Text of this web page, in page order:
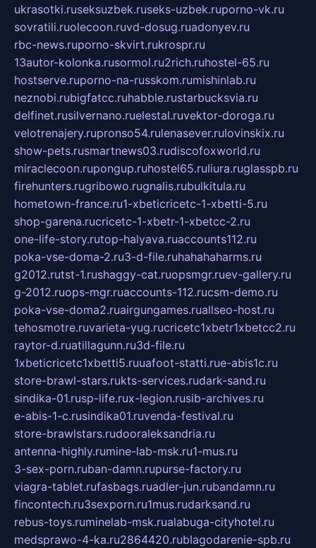
ukrasotki.ruseksuzbek.ruseks-uzbek.ruporno-vk.ru
sovratili.ruolecoon.ruvd-dosug.ruadonyev.ru
rbc-news.ruporno-skvirt.rukrospr.ru
13autor-kolonka.rusormol.ru2rich.ruhostel-65.ru
hostserve.ruporno-na-russkom.rumishinlab.ru
neznobi.rubigfatcc.ruhabble.rustarbucksvia.ru
delfinet.rusilvernano.ruelestal.ruvektor-doroga.ru
velotrenajery.rupronso54.rulenasever.rulovinskix.ru
show-pets.rusmartnews03.rudiscofoxworld.ru
miraclecoon.rupongup.ruhostel65.ruliura.ruglasspb.ru
firehunters.rugribowo.rugnalis.rubulkitula.ru
hometown-france.ru1-xbeticricetc-1-xbetti-5.ru
shop-garena.rucricetc-1-xbetr-1-xbetcc-2.ru
one-life-story.rutop-halyava.ruaccounts112.ru
poka-vse-doma-2.ru3-d-file.ruhahahaharms.ru
g2012.rutst-1.rushaggy-cat.ruopsmgr.ruev-gallery.ru
g-2012.ruops-mgr.ruaccounts-112.rucsm-demo.ru
poka-vse-doma2.ruairgungames.ruallseo-host.ru
tehosmotre.ruvarieta-yug.rucricetc1xbetr1xbetcc2.ru
raytor-d.ruatillagunn.ru3d-file.ru
1xbeticricetc1xbetti5.ruuafoot-statti.rue-abis1c.ru
store-brawl-stars.rukts-services.rudark-sand.ru
sindika-01.rusp-life.rux-legion.rusib-archives.ru
e-abis-1-c.rusindika01.ruvenda-festival.ru
store-brawlstars.rudooraleksandria.ru
antenna-highly.rumine-lab-msk.ru1-mus.ru
3-sex-porn.ruban-damn.rupurse-factory.ru
viagra-tablet.rufasbags.ruadler-jun.rubandamn.ru
fincontech.ru3sexporn.ru1mus.rudarksand.ru
rebus-toys.ruminelab-msk.rualabuga-cityhotel.ru
medsprawo-4-ka.ru2864420.rublagodarenie-spb.ru